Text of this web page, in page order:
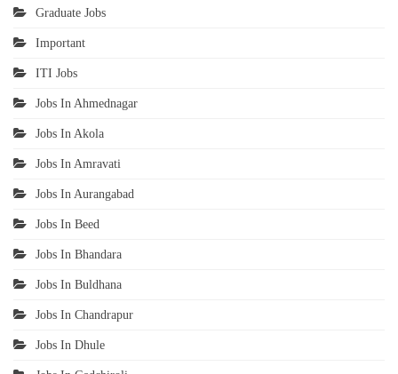
Graduate Jobs
Important
ITI Jobs
Jobs In Ahmednagar
Jobs In Akola
Jobs In Amravati
Jobs In Aurangabad
Jobs In Beed
Jobs In Bhandara
Jobs In Buldhana
Jobs In Chandrapur
Jobs In Dhule